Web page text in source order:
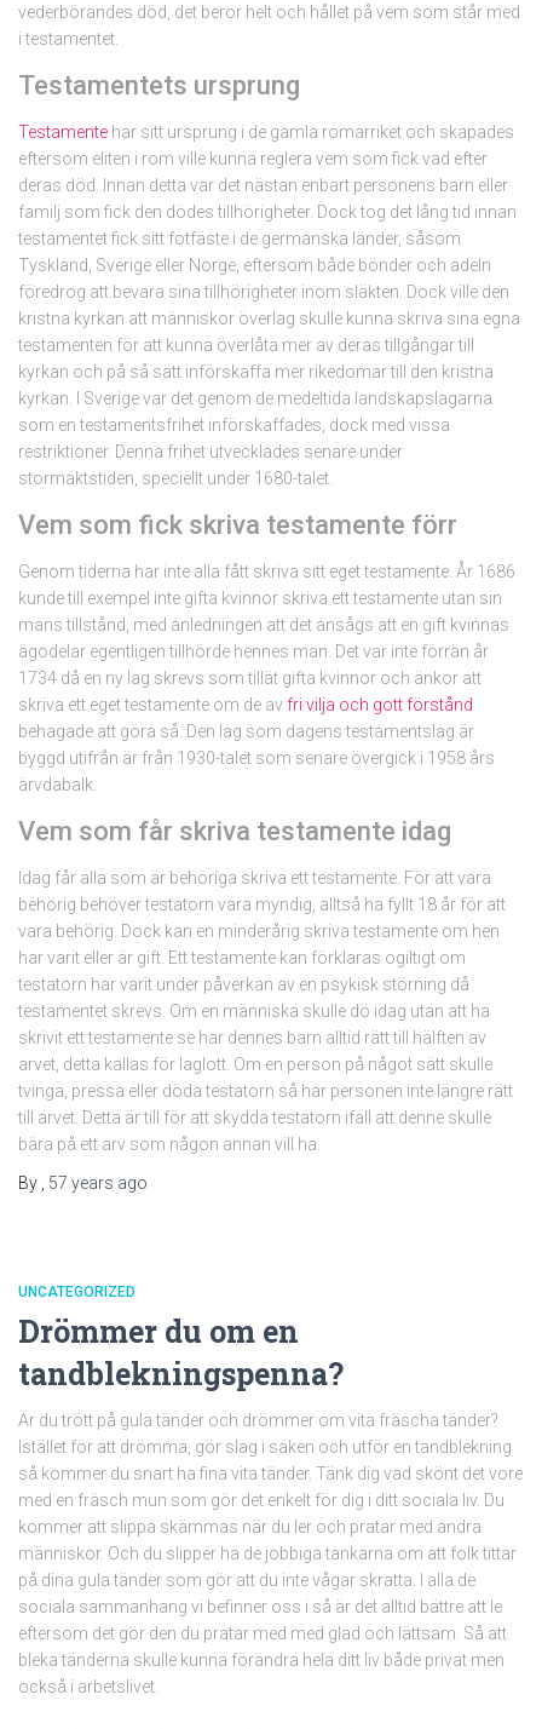
vederbörandes död, det beror helt och hållet på vem som står med
i testamentet.
Testamentets ursprung
Testamente har sitt ursprung i de gamla romarriket och skapades
eftersom eliten i rom ville kunna reglera vem som fick vad efter
deras död. Innan detta var det nästan enbart personens barn eller
familj som fick den dödes tillhörigheter. Dock tog det lång tid innan
testamentet fick sitt fotfäste i de germanska länder, såsom
Tyskland, Sverige eller Norge, eftersom både bönder och adeln
föredrog att bevara sina tillhörigheter inom släkten. Dock ville den
kristna kyrkan att människor överlag skulle kunna skriva sina egna
testamenten för att kunna överlåta mer av deras tillgångar till
kyrkan och på så sätt införskaffa mer rikedomar till den kristna
kyrkan. I Sverige var det genom de medeltida landskapslagarna
som en testamentsfrihet införskaffades, dock med vissa
restriktioner. Denna frihet utvecklades senare under
stormaktstiden, speciellt under 1680-talet.
Vem som fick skriva testamente förr
Genom tiderna har inte alla fått skriva sitt eget testamente. År 1686
kunde till exempel inte gifta kvinnor skriva ett testamente utan sin
mans tillstånd, med anledningen att det ansågs att en gift kvinnas
ägodelar egentligen tillhörde hennes man. Det var inte förrän år
1734 då en ny lag skrevs som tillät gifta kvinnor och änkor att
skriva ett eget testamente om de av fri vilja och gott förstånd
behagade att göra så. Den lag som dagens testamentslag är
byggd utifrån är från 1930-talet som senare övergick i 1958 års
ärvdabalk.
Vem som får skriva testamente idag
Idag får alla som är behöriga skriva ett testamente. För att vara
behörig behöver testatorn vara myndig, alltså ha fyllt 18 år för att
vara behörig. Dock kan en minderårig skriva testamente om hen
har varit eller är gift. Ett testamente kan förklaras ogiltigt om
testatorn har varit under påverkan av en psykisk störning då
testamentet skrevs. Om en människa skulle dö idag utan att ha
skrivit ett testamente se har dennes barn alltid rätt till hälften av
arvet, detta kallas för laglott. Om en person på något sätt skulle
tvinga, pressa eller döda testatorn så har personen inte längre rätt
till arvet. Detta är till för att skydda testatorn ifall att denne skulle
bära på ett arv som någon annan vill ha.
By
57 years ago
UNCATEGORIZED
Drömmer du om en
tandblekningspenna?
Är du trött på gula tänder och drömmer om vita fräscha tänder?
Istället för att drömma, gör slag i saken och utför en tandblekning
så kommer du snart ha fina vita tänder. Tänk dig vad skönt det vore
med en fräsch mun som gör det enkelt för dig i ditt sociala liv. Du
kommer att slippa skämmas när du ler och pratar med andra
människor. Och du slipper ha de jobbiga tankarna om att folk tittar
på dina gula tänder som gör att du inte vågar skratta. I alla de
sociala sammanhang vi befinner oss i så är det alltid bättre att le
eftersom det gör den du pratar med med glad och lättsam. Så att
bleka tänderna skulle kunna förändra hela ditt liv både privat men
också i arbetslivet.